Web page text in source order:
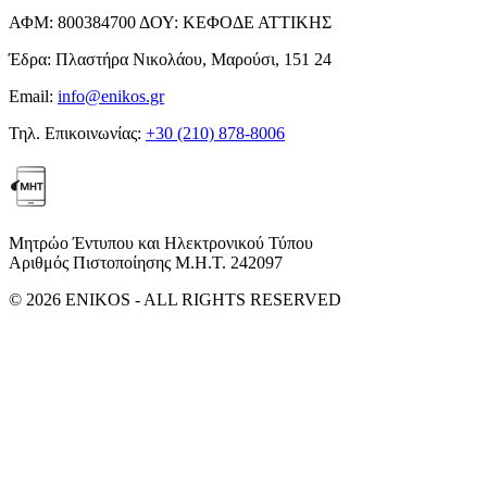
ΑΦΜ: 800384700 ΔΟΥ: ΚΕΦΟΔΕ ΑΤΤΙΚΗΣ
Έδρα: Πλαστήρα Νικολάου, Μαρούσι, 151 24
Email: info@enikos.gr
Τηλ. Επικοινωνίας: +30 (210) 878-8006
Μητρώο Έντυπου και Ηλεκτρονικού Τύπου
Αριθμός Πιστοποίησης Μ.Η.Τ. 242097
© 2026 ENIKOS - ALL RIGHTS RESERVED